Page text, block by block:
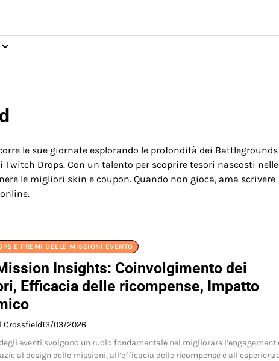
le sue giornate esplorando le profondità dei Battlegrounds
Drops. Con un talento per scoprire tesori nascosti nelle
le migliori skin e coupon. Quando non gioca, ama scrivere
E PREMI DELLE MISSIONI EVENTO
Insights: Coinvolgimento dei
Efficacia delle ricompense, Impatto
Crossfield13/03/2026
eventi svolgono un ruolo fondamentale nel migliorare l’engagement
al design delle missioni, all’efficacia delle ricompense e